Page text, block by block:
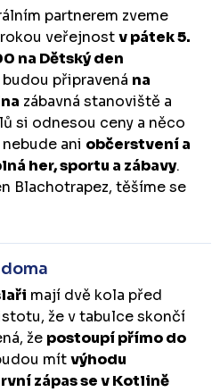
partnerem zveme
veřejnostv pátek 5.
na Dětský den
připravená na
zábavná stanoviště a
si odnesou ceny a něco
ani občerstvení a
her, sportu a zábavy.
Blachotrapez, těšíme se
mají dvě kola před
že v tabulce skončí
že postoupí přímo do
mítvýhodu
zápas se v Kotlině